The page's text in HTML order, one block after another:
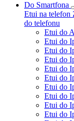
Do Smartfona
Etui na telefon
do telefonu
Etui do
Etui do
Etui do
Etui do
Etui do
Etui do
Etui do
Etui do
Etui do
Etui do